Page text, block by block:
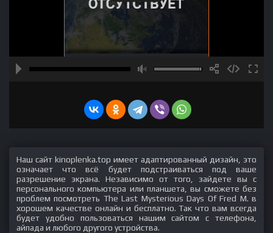
Наш сайт kinoplenka.top имеет адаптированный дизайн, это
означает что всё будет подстраиваться под ваше
разрешение экрана. Независимо от того, зайдете вы с
персонального компьютера или планшета, вы сможете без
проблем посмотреть The Last Mysterious Days Of Fred M. в
хорошем качестве онлайн и бесплатно. Так что вам всегда
будет удобно пользоваться нашим сайтом с телефона,
айпада и любого другого устройства.